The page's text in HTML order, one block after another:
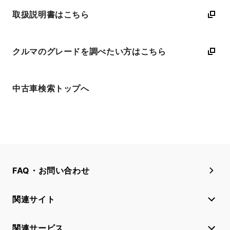
取扱説明書はこちら
クルマのグレードを調べたい方はこちら
中古車検索トップへ
FAQ・お問い合わせ
関連サイト
関連サービス